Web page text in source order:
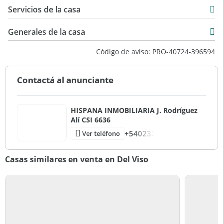
246 m2
Servicios de la casa
Generales de la casa
Código de aviso: PRO-40724-396594
Contactá al anunciante
HISPANA INMOBILIARIA J. Rodríguez
Alí CSI 6636
Ver teléfono +540232
Casas similares en venta en Del Viso